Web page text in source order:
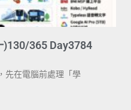
365 Day3784
先在電腦前處理「學